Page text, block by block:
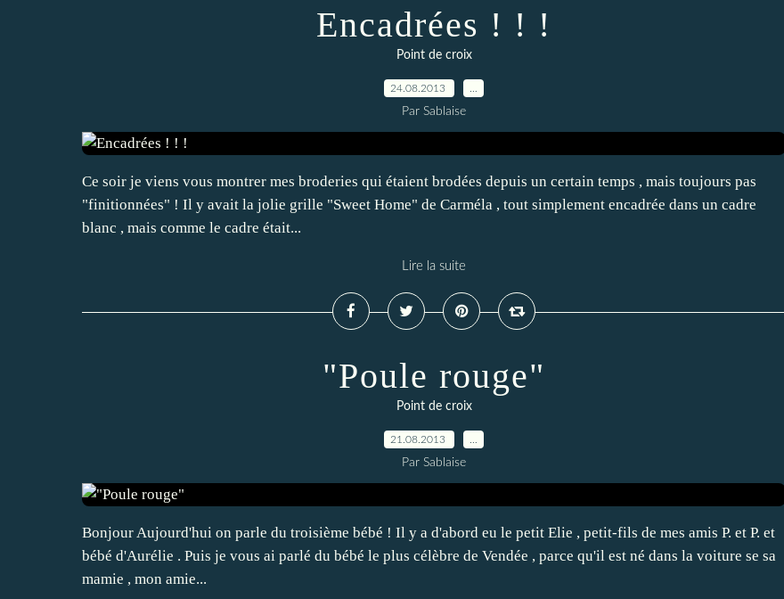
Encadrées ! ! !
Point de croix
24.08.2013
Par Sablaise
Ce soir je viens vous montrer mes broderies qui étaient brodées depuis un certain temps , mais toujours pas
"finitionnées" ! Il y avait la jolie grille "Sweet Home" de Carméla , tout simplement encadrée dans un cadre
blanc , mais comme le cadre était...
Lire la suite
"Poule rouge"
Point de croix
21.08.2013
Par Sablaise
Bonjour Aujourd'hui on parle du troisième bébé ! Il y a d'abord eu le petit Elie , petit-fils de mes amis P. et P. et
bébé d'Aurélie . Puis je vous ai parlé du bébé le plus célèbre de Vendée , parce qu'il est né dans la voiture se sa
mamie , mon amie...